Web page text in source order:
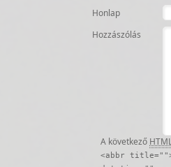
Honlap
Hozzászólás
A következő
<abbr